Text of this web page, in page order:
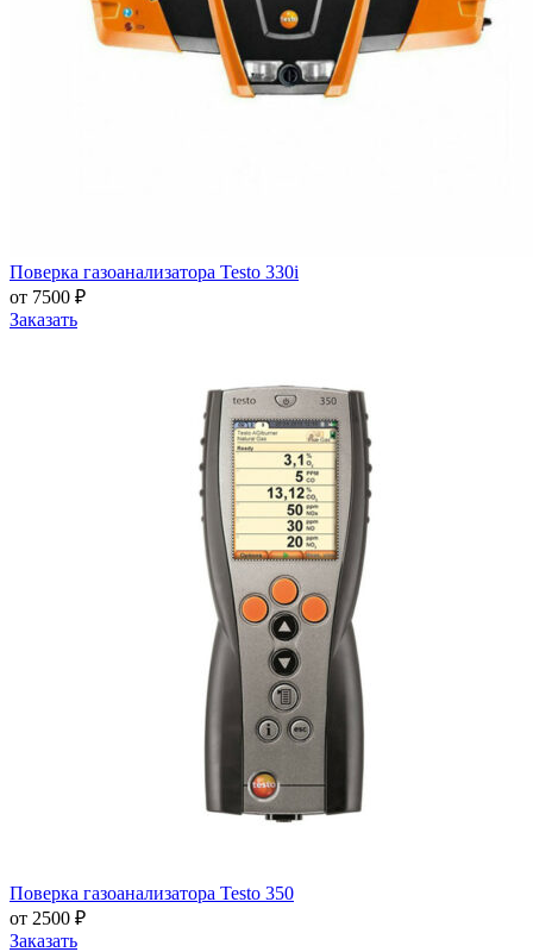
Поверка газоанализатора Testo 330i
от 7500 ₽
Заказать
Поверка газоанализатора Testo 350
от 2500 ₽
Заказать